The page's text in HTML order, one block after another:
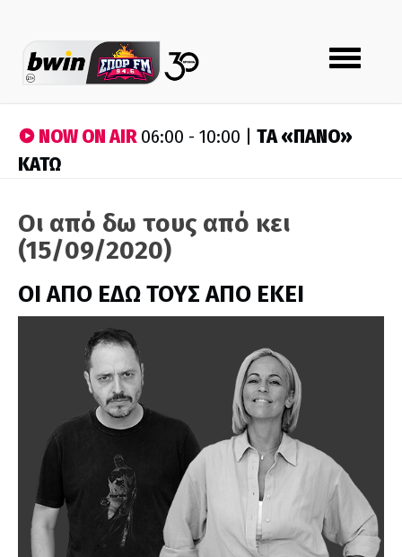
Toggle
navigation
NOW ON AIR06:00 - 10:00 | ΤA «ΠΑΝΟ»
ΚΑΤΩ
Οι από δω τους από κει
(15/09/2020)
ΟΙ ΑΠΟ ΕΔΩ ΤΟΥΣ ΑΠΟ ΕΚΕΙ